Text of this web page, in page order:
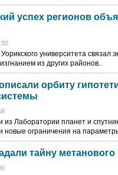
успех регионов
университета связал
из других районов..
орбиту
Лаборатории планет и
ограничения на
тайну метанового